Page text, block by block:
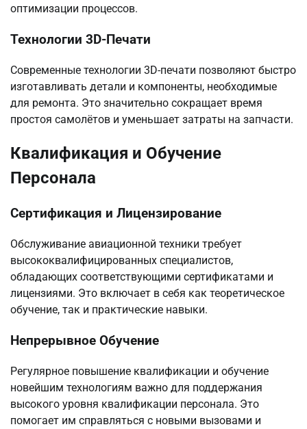
оптимизации процессов.
Технологии 3D-Печати
Современные технологии 3D-печати позволяют быстро
изготавливать детали и компоненты, необходимые
для ремонта. Это значительно сокращает время
простоя самолётов и уменьшает затраты на запчасти.
Квалификация и Обучение
Персонала
Сертификация и Лицензирование
Обслуживание авиационной техники требует
высококвалифицированных специалистов,
обладающих соответствующими сертификатами и
лицензиями. Это включает в себя как теоретическое
обучение, так и практические навыки.
Непрерывное Обучение
Регулярное повышение квалификации и обучение
новейшим технологиям важно для поддержания
высокого уровня квалификации персонала. Это
помогает им справляться с новыми вызовами и